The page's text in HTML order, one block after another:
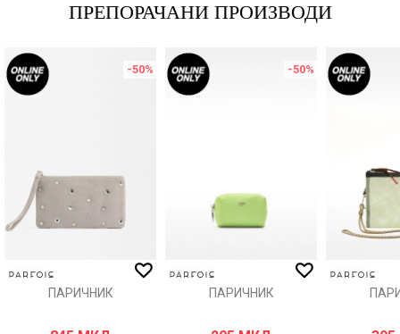
ПРЕПОРАЧАНИ ПРОИЗВОДИ
-50%
ПАРИЧНИК
-50%
ПАРИЧНИК